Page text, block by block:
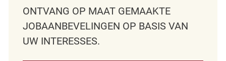
ONTVANG OP MAAT GEMAAKTE
JOBAANBEVELINGEN OP BASIS VAN
UW INTERESSES.